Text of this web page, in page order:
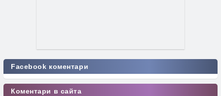
Facebook коментари
Коментари в сайта